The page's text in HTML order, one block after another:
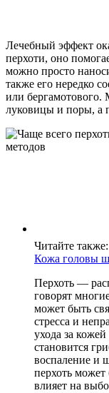
Лечебный эффект
перхоти, оно
можно просто
также его нередко
или бергамотового.
луковицы и поры, а
Читайте также:
Кожа головы
Перхоть —
говорят
может быть
стресса и
ухода за
становится
воспаление и
перхоть
влияет на